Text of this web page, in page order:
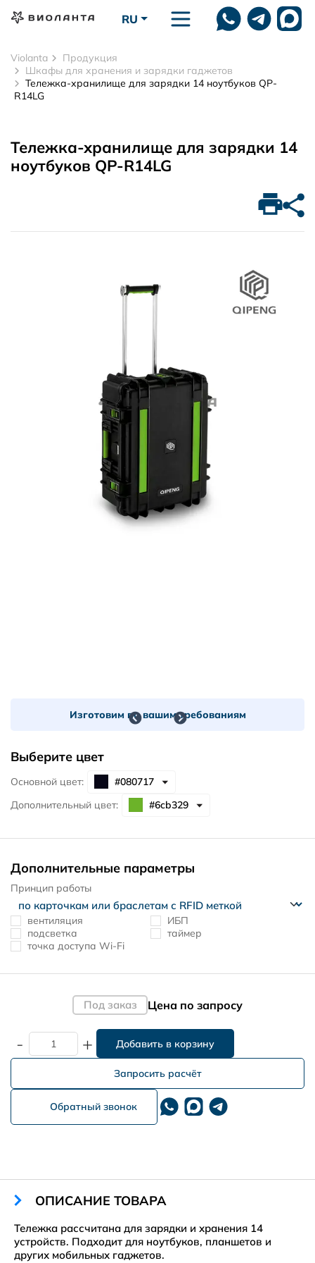
RU
Violanta
Продукция
Шкафы для хранения и зарядки гаджетов
Тележка-хранилище для зарядки 14 ноутбуков QP-
R14LG
Тележка-хранилище для зарядки 14
ноутбуков QP-R14LG
Изготовим по вашим требованиям
Выберите цвет
Основной цвет:
Дополнительный цвет:
Дополнительные параметры
Принцип работы
вентиляция
ИБП
подсветка
таймер
точка доступа Wi-Fi
Под заказ Цена по запросу
- +
Запросить расчёт
Обратный звонок
ОПИСАНИЕ ТОВАРА
Тележка рассчитана для зарядки и хранения 14
устройств. Подходит для ноутбуков, планшетов и
других мобильных гаджетов.